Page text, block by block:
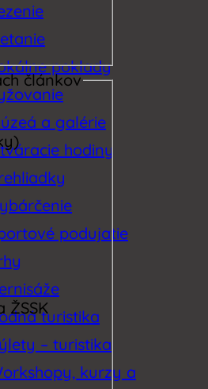
článkov
ŽSSK
poklady
a galérie
hodiny
podujatie
turistika
– turistika
kurzy a